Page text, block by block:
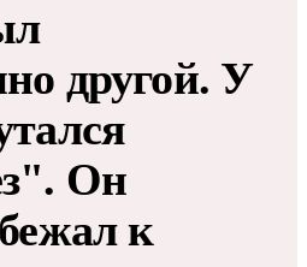
другой. У
Он
к